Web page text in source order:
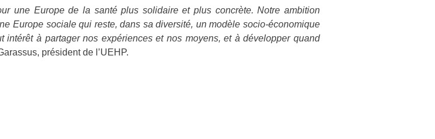
une Europe de la santé plus solidaire et plus concrète. Notre ambition
Europe sociale qui reste, dans sa diversité, un modèle socio-économique
à partager nos expériences et nos moyens, et à développer quand
président de l’UEHP.